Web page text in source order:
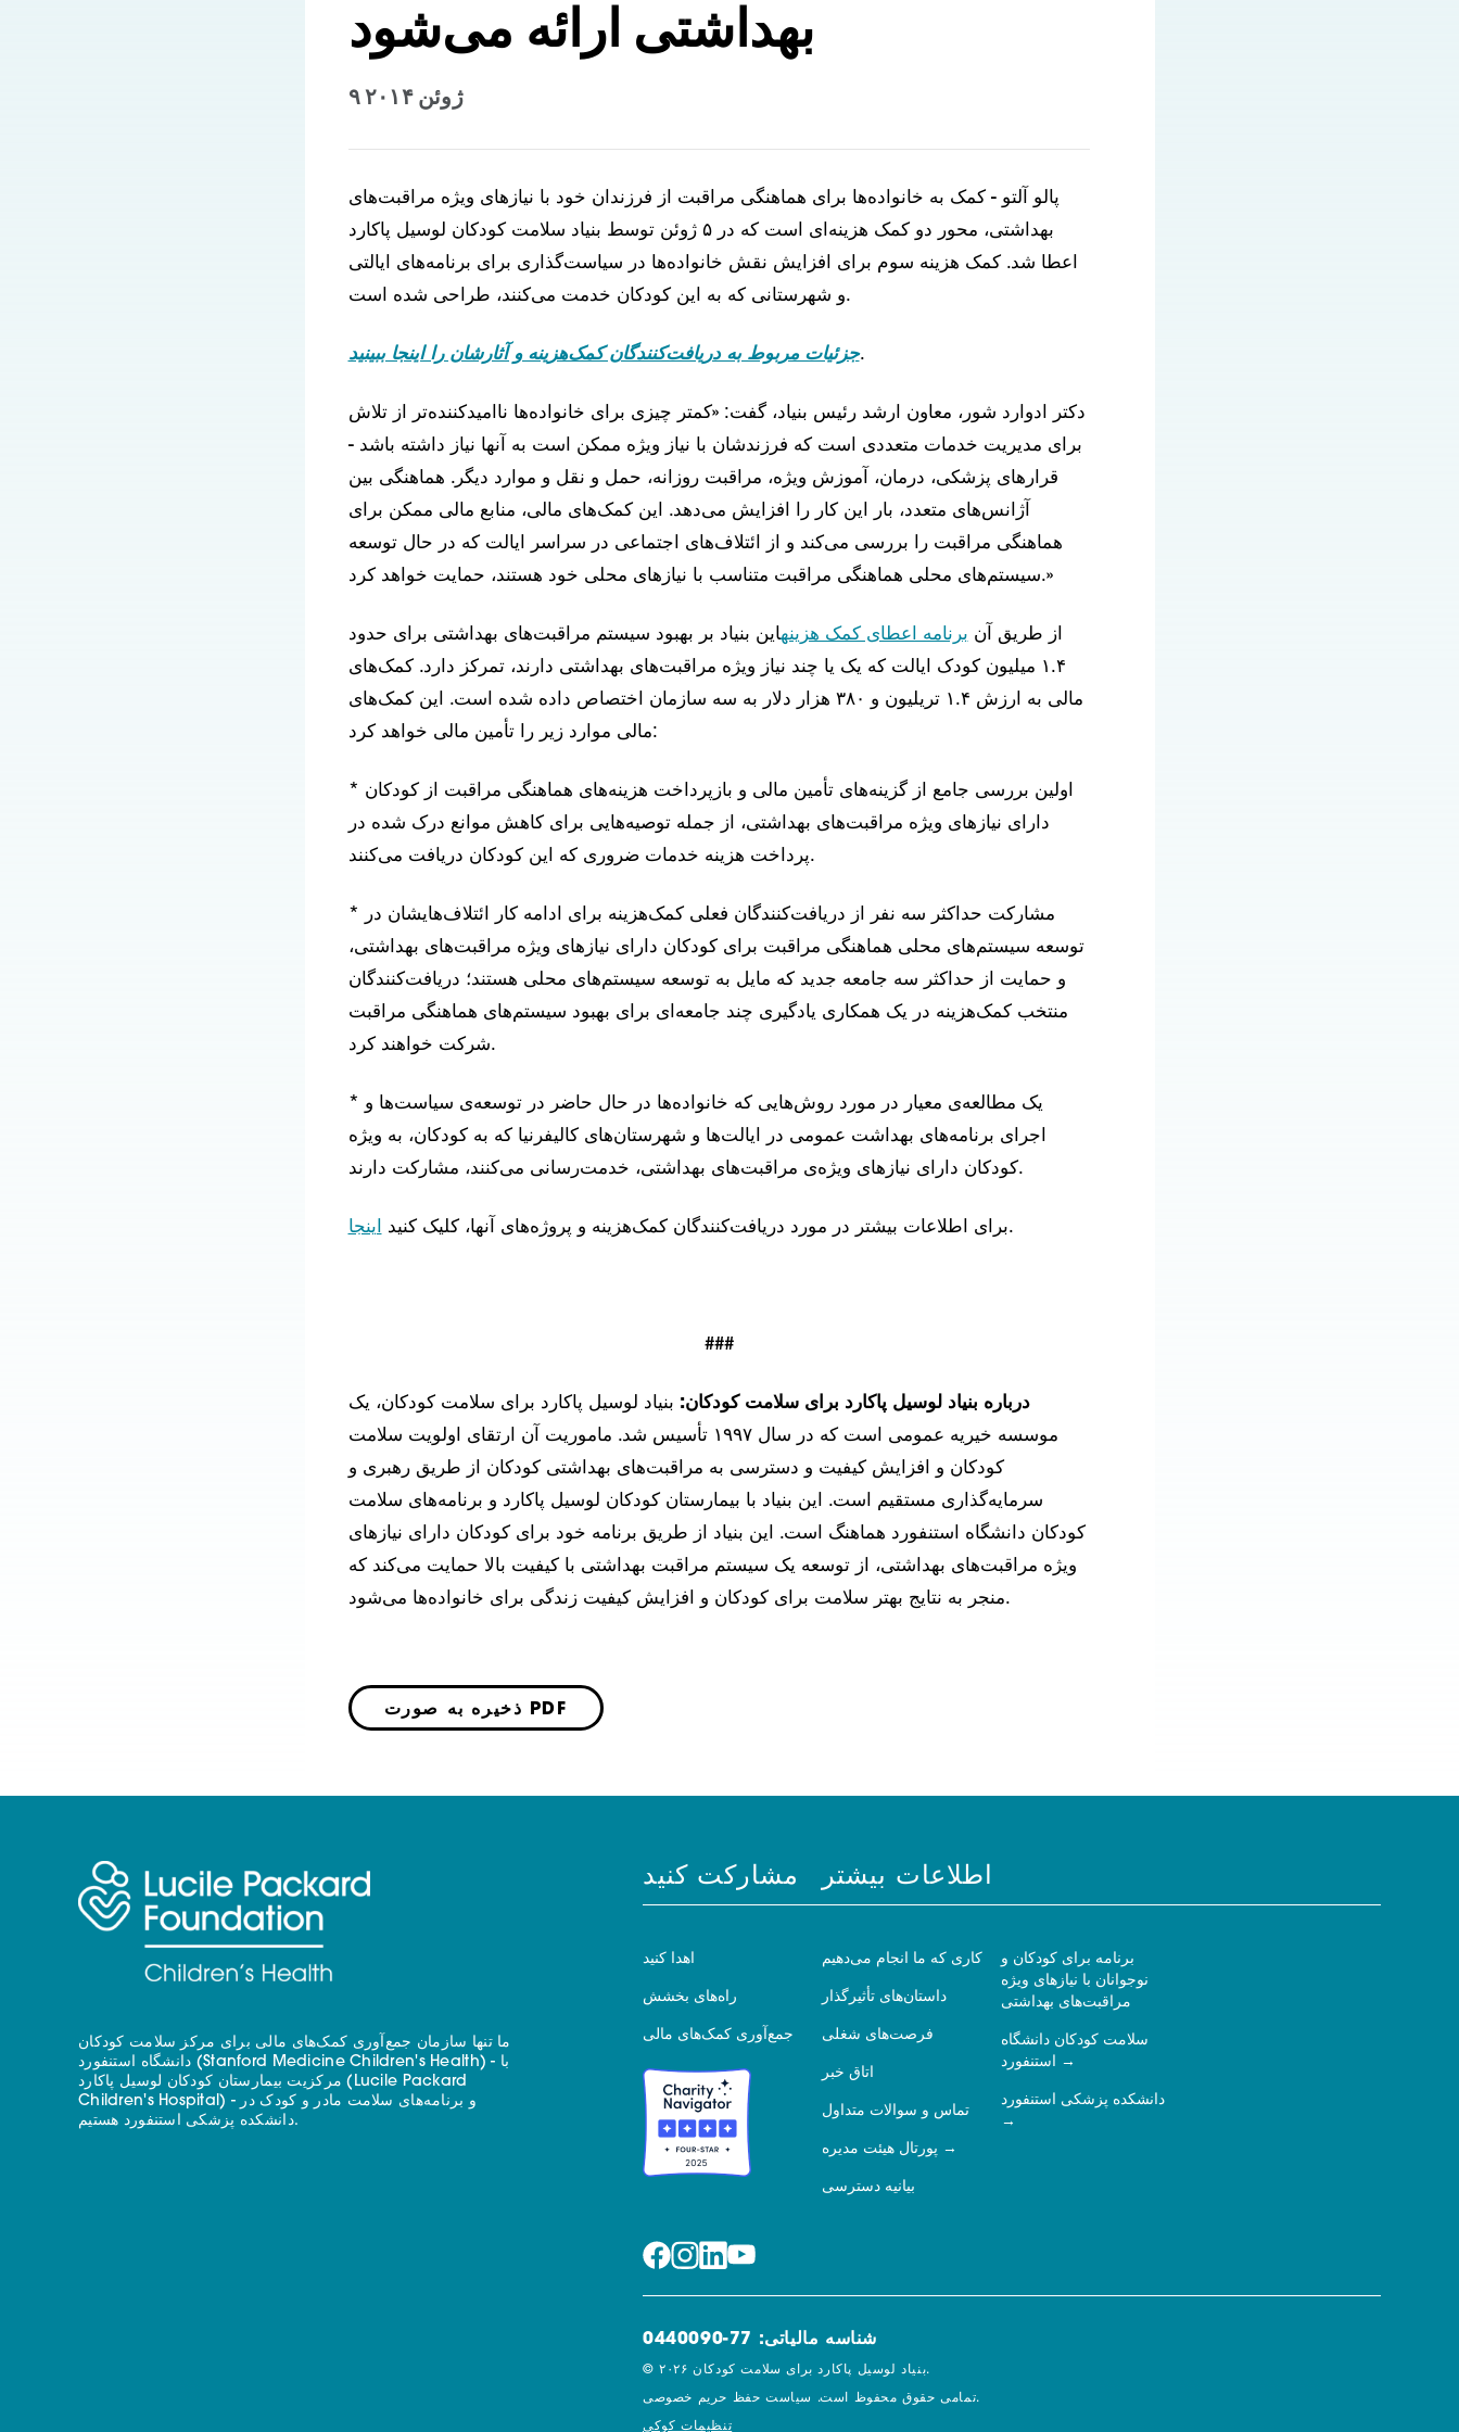
بهداشتی ارائه می‌شود
۹ ژوئن ۲۰۱۴
پالو آلتو - کمک به خانواده‌ها برای هماهنگی مراقبت از فرزندان خود با نیازهای ویژه مراقبت‌های
بهداشتی، محور دو کمک هزینه‌ای است که در ۵ ژوئن توسط بنیاد سلامت کودکان لوسیل پاکارد
اعطا شد. کمک هزینه سوم برای افزایش نقش خانواده‌ها در سیاست‌گذاری برای برنامه‌های ایالتی
و شهرستانی که به این کودکان خدمت می‌کنند، طراحی شده است.
جزئیات مربوط به دریافت‌کنندگان کمک‌هزینه و آثارشان را اینجا ببینید.
دکتر ادوارد شور، معاون ارشد رئیس بنیاد، گفت: «کمتر چیزی برای خانواده‌ها ناامیدکننده‌تر از تلاش
برای مدیریت خدمات متعددی است که فرزندشان با نیاز ویژه ممکن است به آنها نیاز داشته باشد -
قرارهای پزشکی، درمان، آموزش ویژه، مراقبت روزانه، حمل و نقل و موارد دیگر. هماهنگی بین
آژانس‌های متعدد، بار این کار را افزایش می‌دهد. این کمک‌های مالی، منابع مالی ممکن برای
هماهنگی مراقبت را بررسی می‌کند و از ائتلاف‌های اجتماعی در سراسر ایالت که در حال توسعه
سیستم‌های محلی هماهنگی مراقبت متناسب با نیازهای محلی خود هستند، حمایت خواهد کرد.»
از طریق آن برنامه اعطای کمک هزینهاین بنیاد بر بهبود سیستم مراقبت‌های بهداشتی برای حدود
۱.۴ میلیون کودک ایالت که یک یا چند نیاز ویژه مراقبت‌های بهداشتی دارند، تمرکز دارد. کمک‌های
مالی به ارزش ۱.۴ تریلیون و ۳۸۰ هزار دلار به سه سازمان اختصاص داده شده است. این کمک‌های
مالی موارد زیر را تأمین مالی خواهد کرد:
* اولین بررسی جامع از گزینه‌های تأمین مالی و بازپرداخت هزینه‌های هماهنگی مراقبت از کودکان
دارای نیازهای ویژه مراقبت‌های بهداشتی، از جمله توصیه‌هایی برای کاهش موانع درک شده در
پرداخت هزینه خدمات ضروری که این کودکان دریافت می‌کنند.
* مشارکت حداکثر سه نفر از دریافت‌کنندگان فعلی کمک‌هزینه برای ادامه کار ائتلاف‌هایشان در
توسعه سیستم‌های محلی هماهنگی مراقبت برای کودکان دارای نیازهای ویژه مراقبت‌های بهداشتی،
و حمایت از حداکثر سه جامعه جدید که مایل به توسعه سیستم‌های محلی هستند؛ دریافت‌کنندگان
منتخب کمک‌هزینه در یک همکاری یادگیری چند جامعه‌ای برای بهبود سیستم‌های هماهنگی مراقبت
شرکت خواهند کرد.
* یک مطالعه‌ی معیار در مورد روش‌هایی که خانواده‌ها در حال حاضر در توسعه‌ی سیاست‌ها و
اجرای برنامه‌های بهداشت عمومی در ایالت‌ها و شهرستان‌های کالیفرنیا که به کودکان، به ویژه
کودکان دارای نیازهای ویژه‌ی مراقبت‌های بهداشتی، خدمت‌رسانی می‌کنند، مشارکت دارند.
برای اطلاعات بیشتر در مورد دریافت‌کنندگان کمک‌هزینه و پروژه‌های آنها، کلیک کنید اینجا .
###
درباره بنیاد لوسیل پاکارد برای سلامت کودکان: بنیاد لوسیل پاکارد برای سلامت کودکان، یک
موسسه خیریه عمومی است که در سال ۱۹۹۷ تأسیس شد. ماموریت آن ارتقای اولویت سلامت
کودکان و افزایش کیفیت و دسترسی به مراقبت‌های بهداشتی کودکان از طریق رهبری و
سرمایه‌گذاری مستقیم است. این بنیاد با بیمارستان کودکان لوسیل پاکارد و برنامه‌های سلامت
کودکان دانشگاه استنفورد هماهنگ است. این بنیاد از طریق برنامه خود برای کودکان دارای نیازهای
ویژه مراقبت‌های بهداشتی، از توسعه یک سیستم مراقبت بهداشتی با کیفیت بالا حمایت می‌کند که
منجر به نتایج بهتر سلامت برای کودکان و افزایش کیفیت زندگی برای خانواده‌ها می‌شود.
ذخیره به صورت PDF
ما تنها سازمان جمع‌آوری کمک‌های مالی برای مرکز سلامت کودکان
دانشگاه استنفورد (Stanford Medicine Children's Health) - با
مرکزیت بیمارستان کودکان لوسیل پاکارد (Lucile Packard
Children's Hospital) - و برنامه‌های سلامت مادر و کودک در
دانشکده پزشکی استنفورد هستیم.
مشارکت کنید
اهدا کنید
راه‌های بخشش
جمع‌آوری کمک‌های مالی
اطلاعات بیشتر
کاری که ما انجام می‌دهیم
داستان‌های تأثیرگذار
فرصت‌های شغلی
اتاق خبر
تماس و سوالات متداول
پورتال هیئت مدیره
بیانیه دسترسی
برنامه برای کودکان و
نوجوانان با نیازهای ویژه
مراقبت‌های بهداشتی
سلامت کودکان دانشگاه
استنفورد
دانشکده پزشکی استنفورد
شناسه مالیاتی: 77-0440090
© ۲۰۲۶ بنیاد لوسیل پاکارد برای سلامت کودکان.
تمامی حقوق محفوظ است.سیاست حفظ حریم خصوصی.
تنظیمات کوکی